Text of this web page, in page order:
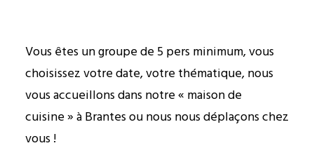
Vous êtes un groupe de 5 pers minimum, vous
choisissez votre date, votre thématique, nous
vous accueillons dans notre « maison de
cuisine » à Brantes ou nous nous déplaçons chez
vous !